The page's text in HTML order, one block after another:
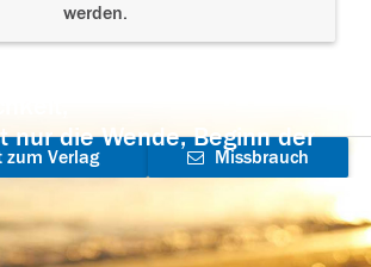
werden.
nur die Wende, Beginn der
Verlag
Missbrauch